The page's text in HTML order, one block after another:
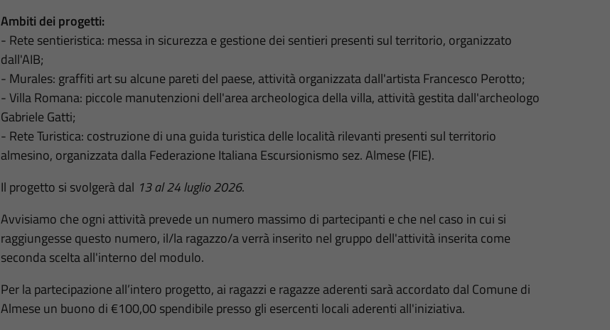
Ambiti dei progetti:
- Rete sentieristica: messa in sicurezza e gestione dei sentieri presenti sul territorio, organizzato
dall'AIB;
- Murales: graffiti art su alcune pareti del paese, attività organizzata dall'artista Francesco Perotto;
- Villa Romana: piccole manutenzioni dell'area archeologica della villa, attività gestita dall'archeologo
Gabriele Gatti;
- Rete Turistica: costruzione di una guida turistica delle località rilevanti presenti sul territorio
almesino, organizzata dalla Federazione Italiana Escursionismo sez. Almese (FIE).
Il progetto si svolgerà dal 13 al 24 luglio 2026.
Avvisiamo che ogni attività prevede un numero massimo di partecipanti e che nel caso in cui si
raggiungesse questo numero, il/la ragazzo/a verrà inserito nel gruppo dell'attività inserita come
seconda scelta all'interno del modulo.
Per la partecipazione all’intero progetto, ai ragazzi e ragazze aderenti sarà accordato dal Comune di
Almese un buono di €100,00 spendibile presso gli esercenti locali aderenti all'iniziativa.